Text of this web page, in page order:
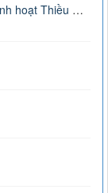
Bài ca Giáo lý - Sinh hoạt (Bài hát Sinh hoạt Thiều Nhi)